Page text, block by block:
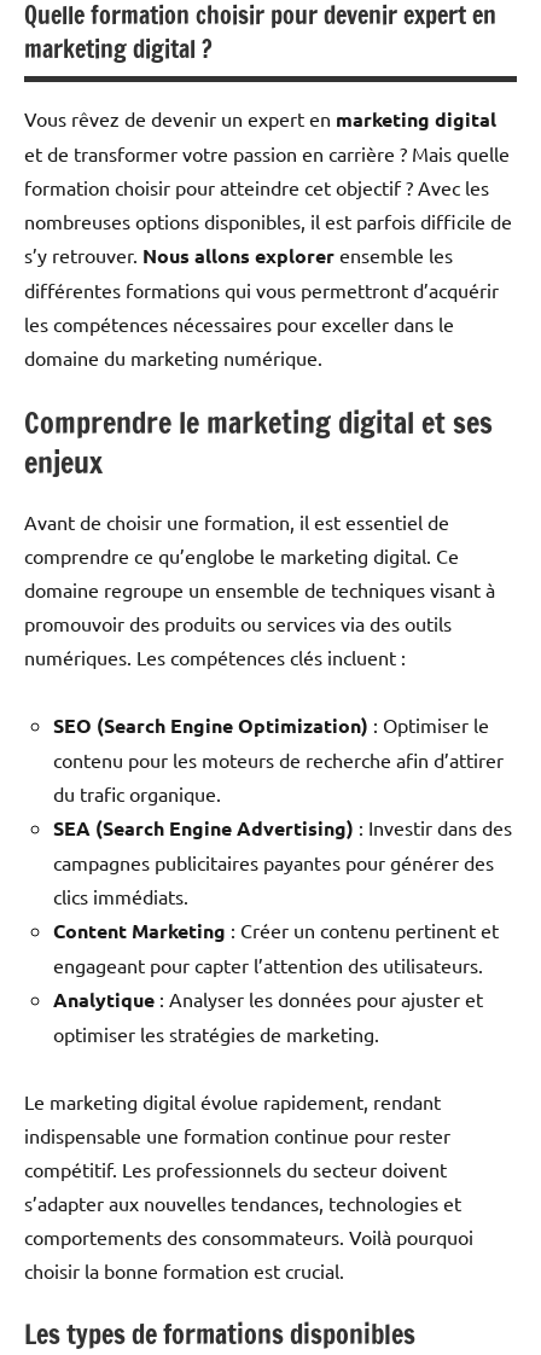
Quelle formation choisir pour devenir expert en
marketing digital ?
Vous rêvez de devenir un expert en marketing digital
et de transformer votre passion en carrière ? Mais quelle
formation choisir pour atteindre cet objectif ? Avec les
nombreuses options disponibles, il est parfois difficile de
s’y retrouver. Nous allons explorer ensemble les
différentes formations qui vous permettront d’acquérir
les compétences nécessaires pour exceller dans le
domaine du marketing numérique.
Comprendre le marketing digital et ses
enjeux
Avant de choisir une formation, il est essentiel de
comprendre ce qu’englobe le marketing digital. Ce
domaine regroupe un ensemble de techniques visant à
promouvoir des produits ou services via des outils
numériques. Les compétences clés incluent :
SEO (Search Engine Optimization) : Optimiser le
contenu pour les moteurs de recherche afin d’attirer
du trafic organique.
SEA (Search Engine Advertising) : Investir dans des
campagnes publicitaires payantes pour générer des
clics immédiats.
Content Marketing : Créer un contenu pertinent et
engageant pour capter l’attention des utilisateurs.
Analytique : Analyser les données pour ajuster et
optimiser les stratégies de marketing.
Le marketing digital évolue rapidement, rendant
indispensable une formation continue pour rester
compétitif. Les professionnels du secteur doivent
s’adapter aux nouvelles tendances, technologies et
comportements des consommateurs. Voilà pourquoi
choisir la bonne formation est crucial.
Les types de formations disponibles